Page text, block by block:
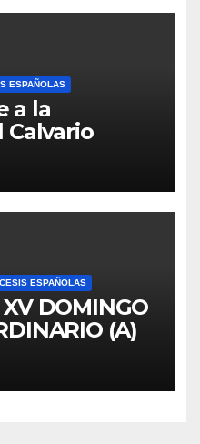
ESPAÑOLAS
a la
ESPAÑOLAS
DOMINGO
(A)